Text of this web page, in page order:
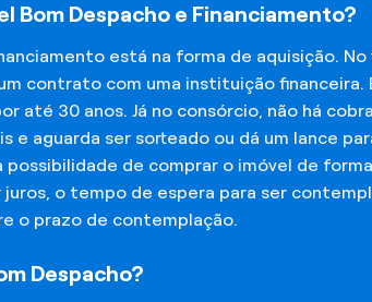
Bom Despacho e Financiamento?
está na forma de aquisição.
contrato com uma instituição financeira.
até 30 anos. Já no consórcio, não há
e aguarda ser sorteado ou dá um lance
de comprar o imóvel de
juros, o tempo de espera para ser
o prazo de contemplação.
Despacho?